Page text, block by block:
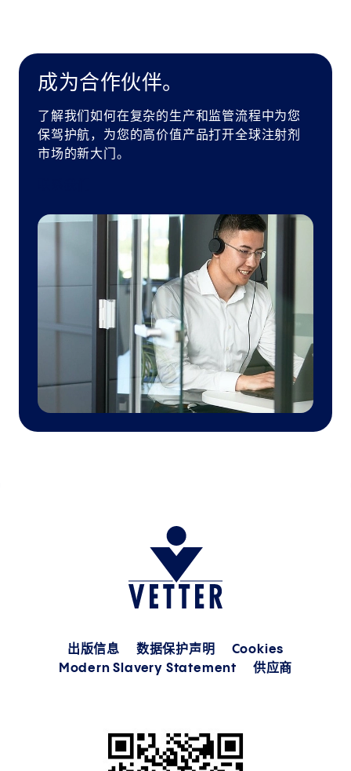
成为合作伙伴。
了解我们如何在复杂的生产和监管流程中为您
保驾护航，为您的高价值产品打开全球注射剂
市场的新大门。
出版信息 数据保护声明
Cookies
Modern Slavery Statement
供应商